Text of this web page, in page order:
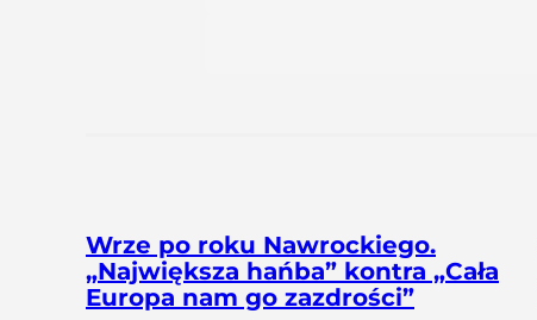
Wrze po roku Nawrockiego.
„Największa hańba” kontra „Cała
Europa nam go zazdrości”